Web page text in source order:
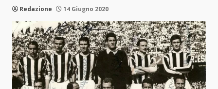
Redazione 14 Giugno 2020